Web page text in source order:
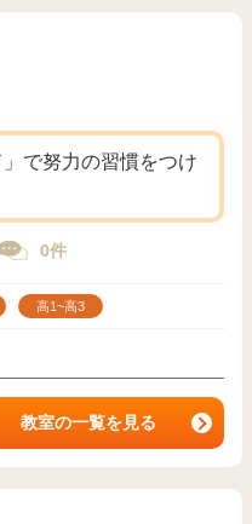
で努力の習慣をつけ
0件
高1~高3
教室の一覧を見る